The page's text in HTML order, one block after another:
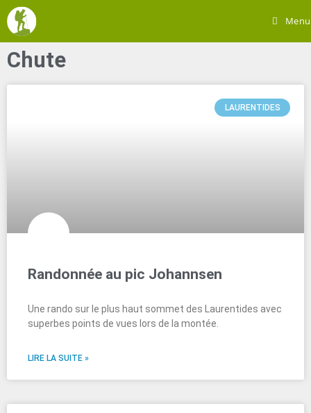
Menu
Chute
LAURENTIDES
Randonnée au pic Johannsen
Une rando sur le plus haut sommet des Laurentides avec
superbes points de vues lors de la montée.
LIRE LA SUITE »